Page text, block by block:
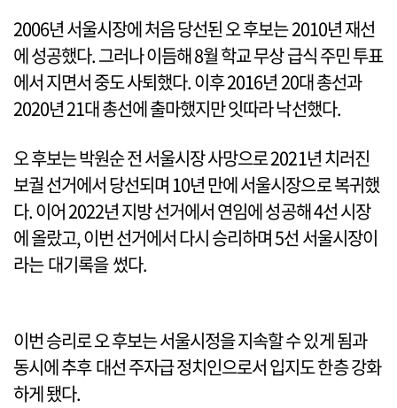
2006년 서울시장에 처음 당선된 오 후보는 2010년 재선
에 성공했다. 그러나 이듬해 8월 학교 무상 급식 주민 투표
에서 지면서 중도 사퇴했다. 이후 2016년 20대 총선과
2020년 21대 총선에 출마했지만 잇따라 낙선했다.
오 후보는 박원순 전 서울시장 사망으로 2021년 치러진
보궐 선거에서 당선되며 10년 만에 서울시장으로 복귀했
다. 이어 2022년 지방 선거에서 연임에 성공해 4선 시장
에 올랐고, 이번 선거에서 다시 승리하며 5선 서울시장이
라는 대기록을 썼다.
이번 승리로 오 후보는 서울시정을 지속할 수 있게 됨과
동시에 추후 대선 주자급 정치인으로서 입지도 한층 강화
하게 됐다.